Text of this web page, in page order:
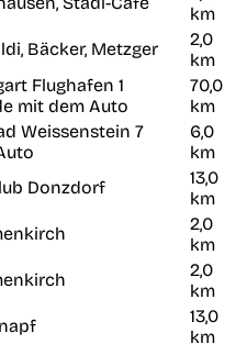
km
Bäcker, Metzger
2,0
km
Flughafen 1
mit dem Auto
70,0
km
Weissenstein 7
6,0
km
Donzdorf
13,0
km
2,0
km
2,0
km
13,0
km